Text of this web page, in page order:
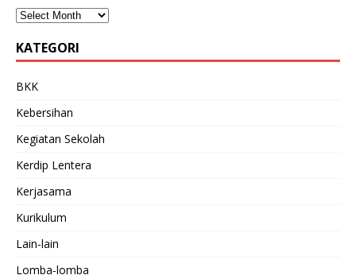
KATEGORI
BKK
Kebersihan
Kegiatan Sekolah
Kerdip Lentera
Kerjasama
Kurikulum
Lain-lain
Lomba-lomba